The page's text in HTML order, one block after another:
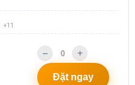
+11
Đặt ngay